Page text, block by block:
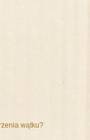
wątku?